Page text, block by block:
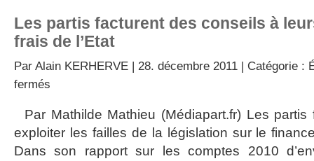
Les partis facturent des conseils à
frais de l’Etat
Par Alain KERHERVE | 28. décembre 2011 | Catégorie :
fermés
facturent
des
Par Mathilde Mathieu (Médiapart.fr) Les
exploiter les failles de la législation sur le
Dans son rapport sur les comptes 2010